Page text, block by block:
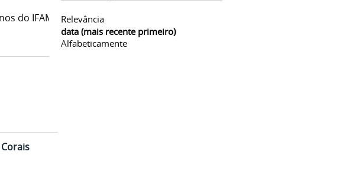
Relevância
data (mais recente primeiro)
Alfabeticamente
do IFAM